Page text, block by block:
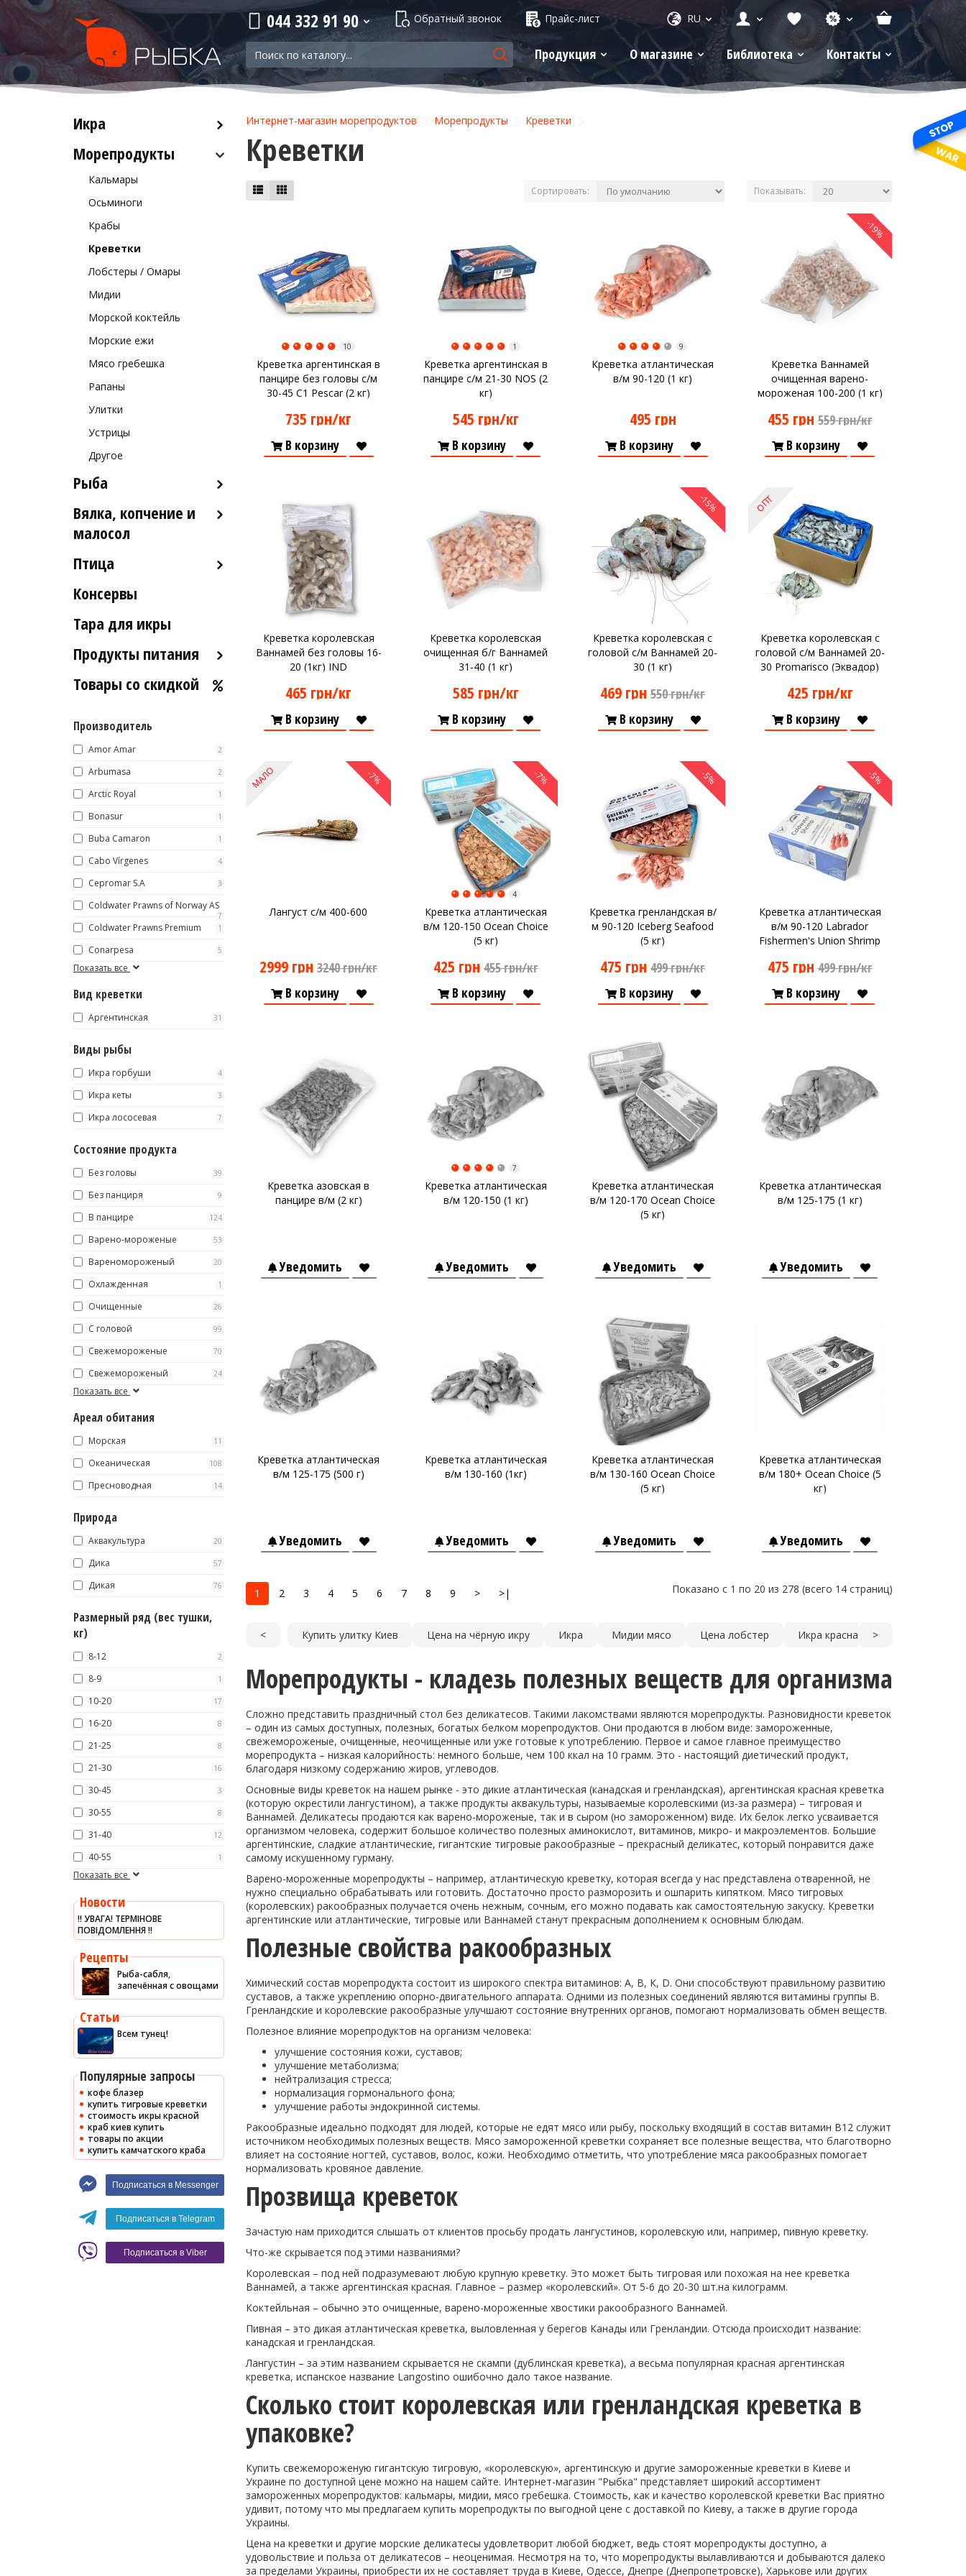
044 332 91 90 Обратный звонок Прайс-лист RU
Продукция О магазине Библиотека Контакты
Икра
Красная икра
Морепродукты
Кальмары
Осьминоги
Крабы
Креветки
Лобстеры / Омары
Мидии
Морской коктейль
Морские ежи
Мясо гребешка
Рапаны
Улитки
Устрицы
Другое
Рыба
Рыба деликатесных сортов
Рыба столовых сортов
Вялка, копчение и
малосол
Икра вяленая
Рыба слабосоленая
Рыба холодного и
Птица
Индейка
Консервы
Тара для икры
Продукты питания
Оливковое масло
Уксус
Сыры
Соусы
Сладости
Рис
Оливки
Мясные изделия
Макароны
Вино
Белое вино
Красное вино
Кофе
Blaser
Товары со скидкой
Производитель
Amor Amar 2
Arbumasa 2
Arctic Royal 1
Bonasur 1
Buba Camaron 1
Cabo Vírgenes 4
Cepromar S.A 3
Coldwater Prawns of Norway AS
7
Coldwater Prawns Premium 1
Conarpesa 5
Показать все
Вид креветки
Аргентинская 31
Виды рыбы
Икра горбуши 4
Икра кеты 3
Икра лососевая 7
Состояние продукта
Без головы 39
Без панциря 9
В панцире 124
Варено-мороженые 53
Вареномороженый 20
Охлажденная 1
Очищенные 26
С головой 99
Свежемороженые 70
Свежемороженый 24
Показать все
Ареал обитания
Морская 11
Океаническая 108
Пресноводная 14
Природа
Аквакультура 20
Дика 57
Дикая 76
Размерный ряд (вес тушки,
кг)
8-12 2
8-9 1
10-20 17
16-20 8
21-25 8
21-30 16
30-45 3
30-55 8
31-40 12
40-55 1
Показать все
Новости
‼️ УВАГА! ТЕРМІНОВЕ
ПОВІДОМЛЕННЯ ‼️
Рецепты
Рыба-сабля,
запечённая с овощами
Статьи
Всем тунец!
Популярные запросы
кофе блазер
купить тигровые креветки
стоимость икры красной
краб киев купить
товары по акции
купить камчатского краба
Подписаться в Messenger
Подписаться в Telegram
Подписаться в Viber
Интернет-магазин морепродуктов Морепродукты Креветки
Креветки
Сортировать: Показывать:
Креветка аргентинская в
панцире без головы с/м
30-45 C1 Pescar (2 кг)
10
735 грн/кг
В корзину
Креветка аргентинская в
панцире с/м 21-30 NOS (2
кг)
1
545 грн/кг
В корзину
Креветка атлантическая
в/м 90-120 (1 кг)
9
495 грн
В корзину
-19%
Креветка Ваннамей
очищенная варено-
мороженая 100-200 (1 кг)
455 грн 559 грн/кг
В корзину
Креветка королевская
Ваннамей без головы 16-
20 (1кг) IND
465 грн/кг
В корзину
Креветка королевская
очищенная б/г Ваннамей
31-40 (1 кг)
585 грн/кг
В корзину
-15%
Креветка королевская с
головой с/м Ваннамей 20-
30 (1 кг)
469 грн 550 грн/кг
В корзину
ОПТ
Креветка королевская с
головой с/м Ваннамей 20-
30 Promarisco (Эквадор)
425 грн/кг
В корзину
-7%
МАЛО
Лангуст с/м 400-600
2999 грн 3240 грн/кг
В корзину
-7%
Креветка атлантическая
в/м 120-150 Ocean Choice
(5 кг)
4
425 грн 455 грн/кг
В корзину
-5%
Креветка гренландская в/
м 90-120 Iceberg Seafood
(5 кг)
475 грн 499 грн/кг
В корзину
-5%
Креветка атлантическая
в/м 90-120 Labrador
Fishermen's Union Shrimp
475 грн 499 грн/кг
В корзину
Креветка азовская в
панцире в/м (2 кг)
Уведомить
Креветка атлантическая
в/м 120-150 (1 кг)
7
Уведомить
Креветка атлантическая
в/м 120-170 Ocean Choice
(5 кг)
Уведомить
Креветка атлантическая
в/м 125-175 (1 кг)
Уведомить
Креветка атлантическая
в/м 125-175 (500 г)
Уведомить
Креветка атлантическая
в/м 130-160 (1кг)
Уведомить
Креветка атлантическая
в/м 130-160 Ocean Choice
(5 кг)
Уведомить
Креветка атлантическая
в/м 180+ Ocean Choice (5
кг)
Уведомить
1 2 3 4 5 6 7 8 9 > >| Показано с 1 по 20 из 278 (всего 14 страниц)
< Купить улитку Киев Цена на чёрную икру Икра Мидии мясо Цена лобстер Икра красная цена Киев
>
Морепродукты - кладезь полезных веществ для организма
Сложно представить праздничный стол без деликатесов. Такими лакомствами являются морепродукты. Разновидности креветок
– один из самых доступных, полезных, богатых белком морепродуктов. Они продаются в любом виде: замороженные,
свежемороженые, очищенные, неочищенные или уже готовые к употреблению. Первое и самое главное преимущество
морепродукта – низкая калорийность: немного больше, чем 100 ккал на 10 грамм. Это - настоящий диетический продукт,
благодаря низкому содержанию жиров, углеводов.
Основные виды креветок на нашем рынке - это дикие атлантическая (канадская и гренландская), аргентинская красная креветка
(которую окрестили лангустином), а также продукты аквакультуры, называемые королевскими (из-за размера) – тигровая и
Ваннамей. Деликатесы продаются как варено-мороженые, так и в сыром (но замороженном) виде. Их белок легко усваивается
организмом человека, содержит большое количество полезных аминокислот, витаминов, микро- и макроэлементов. Большие
аргентинские, сладкие атлантические, гигантские тигровые ракообразные – прекрасный деликатес, который понравится даже
самому искушенному гурману.
Варено-мороженные морепродукты – например, атлантическую креветку, которая всегда у нас представлена отваренной, не
нужно специально обрабатывать или готовить. Достаточно просто разморозить и ошпарить кипятком. Мясо тигровых
(королевских) ракообразных получается очень нежным, сочным, его можно подавать как самостоятельную закуску. Креветки
аргентинские или атлантические, тигровые или Ваннамей станут прекрасным дополнением к основным блюдам.
Полезные свойства ракообразных
Химический состав морепродукта состоит из широкого спектра витаминов: А, В, К, D. Они способствуют правильному развитию
суставов, а также укреплению опорно-двигательного аппарата. Одними из полезных соединений являются витамины группы В.
Гренландские и королевские ракообразные улучшают состояние внутренних органов, помогают нормализовать обмен веществ.
Полезное влияние морепродуктов на организм человека:
улучшение состояния кожи, суставов;
улучшение метаболизма;
нейтрализация стресса;
нормализация гормонального фона;
улучшение работы эндокринной системы.
Ракообразные идеально подходят для людей, которые не едят мясо или рыбу, поскольку входящий в состав витамин В12 служит
источником необходимых полезных веществ. Мясо замороженной креветки сохраняет все полезные вещества, что благотворно
влияет на состояние ногтей, суставов, волос, кожи. Необходимо отметить, что употребление мяса ракообразных помогает
нормализовать кровяное давление.
Прозвища креветок
Зачастую нам приходится слышать от клиентов просьбу продать лангустинов, королевскую или, например, пивную креветку.
Что-же скрывается под этими названиями?
Королевская – под ней подразумевают любую крупную креветку. Это может быть тигровая или похожая на нее креветка
Ваннамей, а также аргентинская красная. Главное – размер «королевский». От 5-6 до 20-30 шт.на килограмм.
Коктейльная – обычно это очищенные, варено-мороженные хвостики ракообразного Ваннамей.
Пивная – это дикая атлантическая креветка, выловленная у берегов Канады или Гренландии. Отсюда происходит название:
канадская и гренландская.
Лангустин – за этим названием скрывается не скампи (дублинская креветка), а весьма популярная красная аргентинская
креветка, испанское название Langostino ошибочно дало такое название.
Сколько стоит королевская или гренландская креветка в
упаковке?
Купить свежемороженую гигантскую тигровую, «королевскую», аргентинскую и другие замороженные креветки в Киеве и
Украине по доступной цене можно на нашем сайте. Интернет-магазин "Рыбка" представляет широкий ассортимент
замороженных морепродуктов: кальмары, мидии, мясо гребешка. Стоимость, как и качество королевской креветки Вас приятно
удивит, потому что мы предлагаем купить морепродукты по выгодной цене с доставкой по Киеву, а также в другие города
Украины.
Цена на креветки и другие морские деликатесы удовлетворит любой бюджет, ведь стоят морепродукты доступно, а
удовольствие и польза от деликатесов – неоценимая. Несмотря на то, что морепродукты вылавливаются и добываются далеко
за пределами Украины, приобрести их не составляет труда в Киеве, Одессе, Днепре (Днепропетровске), Харькове или других